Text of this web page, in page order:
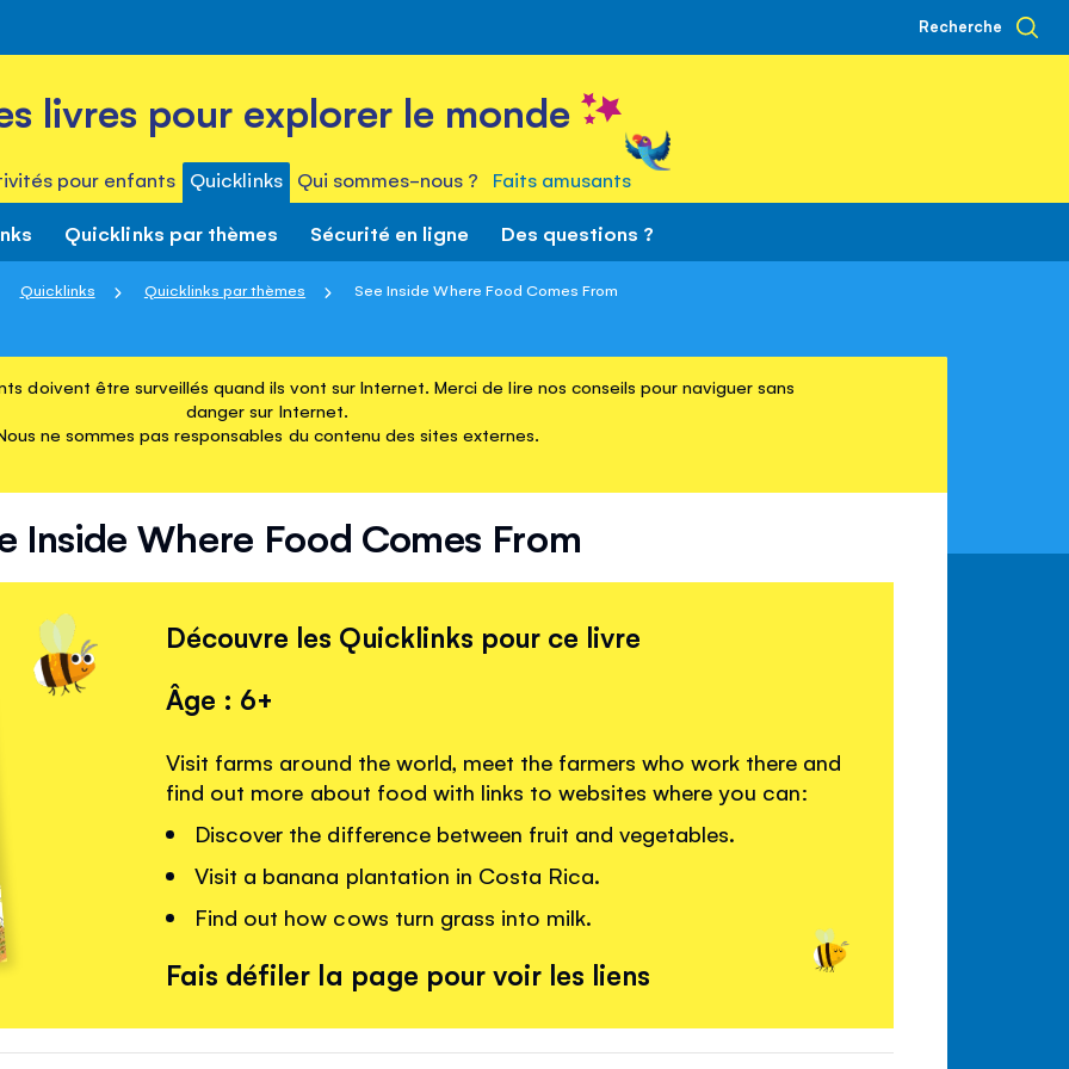
Recherche
livres pour explorer le monde
pour enfants Quicklinks Qui sommes-nous ? Faits amusants
Quicklinks par thèmes Sécurité en ligne Des questions ?
Quicklinks Quicklinks par thèmes See Inside Where Food Comes From
doivent être surveillés quand ils vont sur Internet. Merci de lire nos conseils pour naviguer sans
danger sur Internet.
ne sommes pas responsables du contenu des sites externes.
Inside Where Food Comes From
Découvre les Quicklinks pour ce livre
Âge : 6+
Visit farms around the world, meet the farmers who work there and
find out more about food with links to websites where you can:
Discover the difference between fruit and vegetables.
Visit a banana plantation in Costa Rica.
Find out how cows turn grass into milk.
Fais défiler la page pour voir les liens